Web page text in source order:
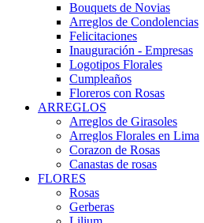
Bouquets de Novias
Arreglos de Condolencias
Felicitaciones
Inauguración - Empresas
Logotipos Florales
Cumpleaños
Floreros con Rosas
ARREGLOS
Arreglos de Girasoles
Arreglos Florales en Lima
Corazon de Rosas
Canastas de rosas
FLORES
Rosas
Gerberas